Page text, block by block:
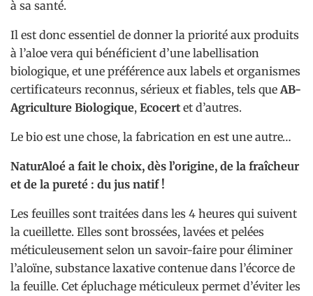
à sa santé.
Il est donc essentiel de donner la priorité aux produits
à l’aloe vera qui bénéficient d’une labellisation
biologique, et une préférence aux labels et organismes
certificateurs reconnus, sérieux et fiables, tels que AB-
Agriculture Biologique, Ecocert et d’autres.
Le bio est une chose, la fabrication en est une autre…
NaturAloé a fait le choix, dès l’origine, de la fraîcheur
et de la pureté : du jus natif !
Les feuilles sont traitées dans les 4 heures qui suivent
la cueillette. Elles sont brossées, lavées et pelées
méticuleusement selon un savoir-faire pour éliminer
l’aloïne, substance laxative contenue dans l’écorce de
la feuille. Cet épluchage méticuleux permet d’éviter les